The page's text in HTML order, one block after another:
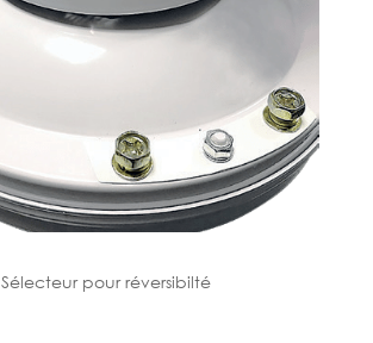
Sélecteur pour réversibilté